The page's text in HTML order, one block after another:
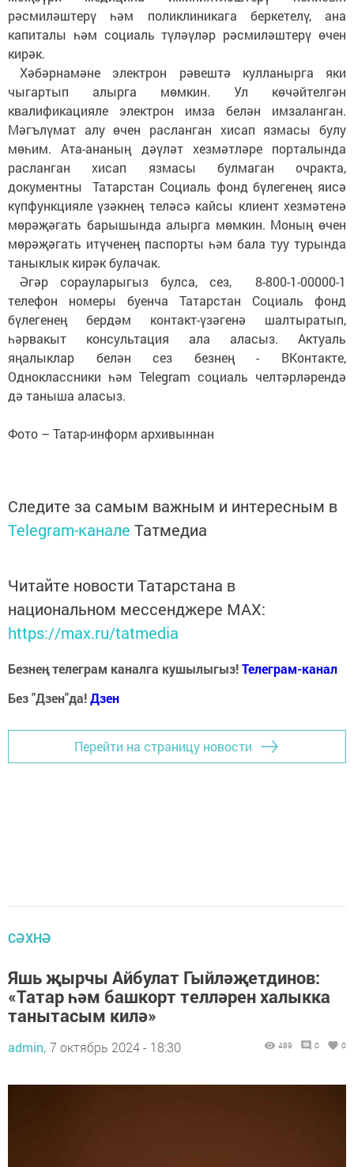
рәсмиләштерү һәм поликлиникага беркетелү, ана
капиталы һәм социаль түләүләр рәсмиләштерү өчен
кирәк.
Хәбәрнамәне электрон рәвештә кулланырга яки
чыгартып алырга мөмкин. Ул көчәйтелгән
квалификацияле электрон имза белән имзаланган.
Мәгълүмат алу өчен расланган хисап язмасы булу
мөһим. Ата-ананың дәүләт хезмәтләре порталында
расланган хисап язмасы булмаган очракта,
документны Татарстан Социаль фонд бүлегенең яисә
күпфункцияле үзәкнең теләсә кайсы клиент хезмәтенә
мөрәҗәгать барышында алырга мөмкин. Моның өчен
мөрәҗәгать итүченең паспорты һәм бала туу турында
таныклык кирәк булачак.
Әгәр сорауларыгыз булса, сез, 8-800-1-00000-1
телефон номеры буенча Татарстан Социаль фонд
бүлегенең бердәм контакт-үзәгенә шалтыратып,
һәрвакыт консультация ала аласыз. Актуаль
яңалыклар белән сез безнең - ВКонтакте,
Одноклассники һәм Telegram социаль челтәрләрендә
дә таныша аласыз.
Фото – Татар-информ архивыннан
Следите за самым важным и интересным в
Telegram-канале Татмедиа
Читайте новости Татарстана в
национальном мессенджере MАХ:
https://max.ru/tatmedia
Безнең телеграм каналга кушылыгыз!Телеграм-канал
Без "Дзен"да!Дзен
Перейти на страницу новости
СӘХНӘ
Яшь җырчы Айбулат Гыйләҗетдинов:
«Татар һәм башкорт телләрен халыкка
танытасым килә»
admin, 7 октябрь 2024 - 18:30 489 0 0